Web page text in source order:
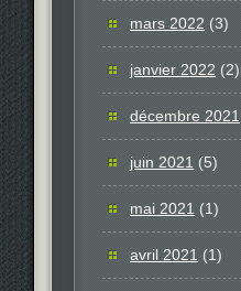
mars 2022 (3)
janvier 2022 (2)
décembre 2021
juin 2021 (5)
mai 2021 (1)
avril 2021 (1)